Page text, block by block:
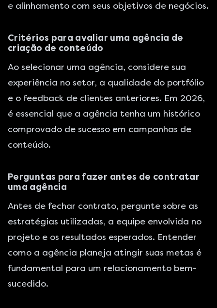
e alinhamento com seus objetivos de negócios.
Critérios para avaliar uma agência de
criação de conteúdo
Ao selecionar uma agência, considere sua
experiência no setor, a qualidade do portfólio
e o feedback de clientes anteriores. Em 2026,
é essencial que a agência tenha um histórico
comprovado de sucesso em campanhas de
conteúdo.
Perguntas para fazer antes de contratar
uma agência
Antes de fechar contrato, pergunte sobre as
estratégias utilizadas, a equipe envolvida no
projeto e os resultados esperados. Entender
como a agência planeja atingir suas metas é
fundamental para um relacionamento bem-
sucedido.